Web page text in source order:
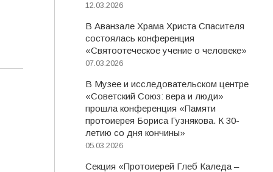
12.03.2026
В Аванзале Храма Христа Спасителя
состоялась конференция
«Святоотеческое учение о человеке»
07.03.2026
В Музее и исследовательском центре
«Советский Союз: вера и люди»
прошла конференция «Памяти
протоиерея Бориса Гузнякова. К 30-
летию со дня кончины»
05.03.2026
Секция «Протоиерей Глеб Каледа –